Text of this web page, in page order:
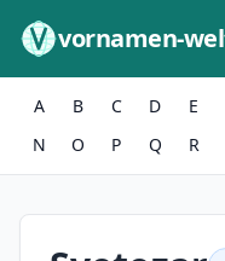
vornamen-
A B C D E
N
O P Q R